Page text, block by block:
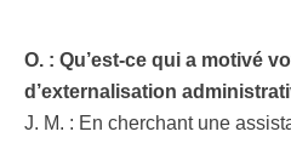
O. : Qu’est-ce qui a motivé
d’externalisation
J. M. : En cherchant une